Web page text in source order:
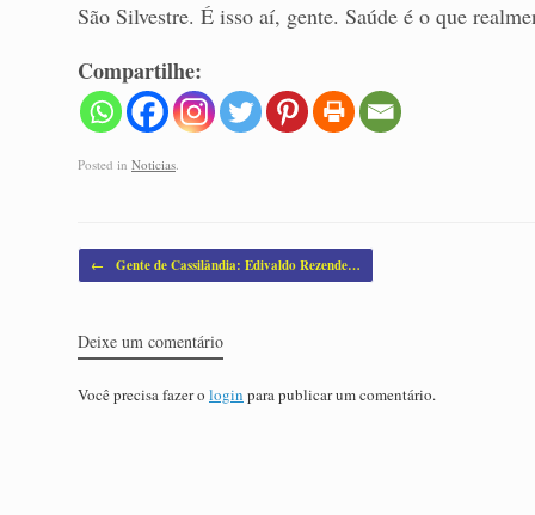
São Silvestre. É isso aí, gente. Saúde é o que
Compartilhe:
Posted in Noticias
Post navigation
← Gente de Cassilândia: Edivaldo Rezende…
Deixe um comentário
Você precisa fazer o login para publicar um comentário.